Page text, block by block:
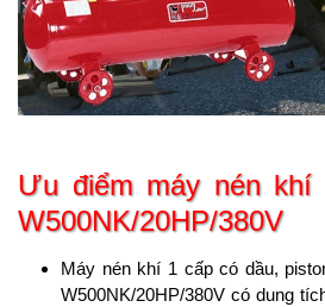
Ưu điểm máy nén khí
W500NK/20HP/380V
Máy nén khí 1 cấp có dầu,
W500NK/20HP/380V có dung